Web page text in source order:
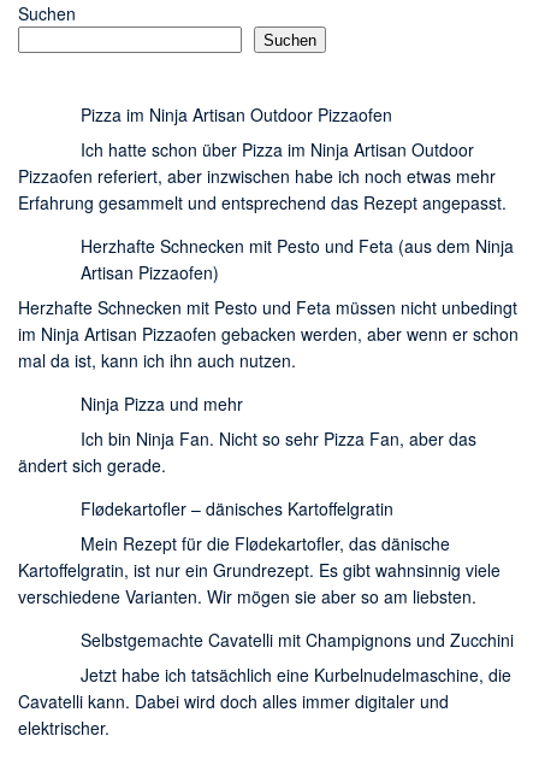
Suchen
Suchen
Pizza im Ninja Artisan Outdoor Pizzaofen
Ich hatte schon über Pizza im Ninja Artisan Outdoor
Pizzaofen referiert, aber inzwischen habe ich noch etwas mehr
Erfahrung gesammelt und entsprechend das Rezept angepasst.
Herzhafte Schnecken mit Pesto und Feta (aus dem Ninja
Artisan Pizzaofen)
Herzhafte Schnecken mit Pesto und Feta müssen nicht unbedingt
im Ninja Artisan Pizzaofen gebacken werden, aber wenn er schon
mal da ist, kann ich ihn auch nutzen.
Ninja Pizza und mehr
Ich bin Ninja Fan. Nicht so sehr Pizza Fan, aber das
ändert sich gerade.
Flødekartofler – dänisches Kartoffelgratin
Mein Rezept für die Flødekartofler, das dänische
Kartoffelgratin, ist nur ein Grundrezept. Es gibt wahnsinnig viele
verschiedene Varianten. Wir mögen sie aber so am liebsten.
Selbstgemachte Cavatelli mit Champignons und Zucchini
Jetzt habe ich tatsächlich eine Kurbelnudelmaschine, die
Cavatelli kann. Dabei wird doch alles immer digitaler und
elektrischer.